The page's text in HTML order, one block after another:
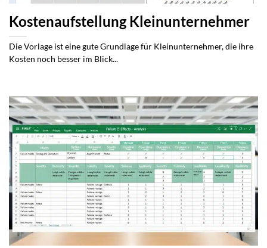
Kostenaufstellung Kleinunternehmer
Die Vorlage ist eine gute Grundlage für Kleinunternehmer, die ihre
Kosten noch besser im Blick...